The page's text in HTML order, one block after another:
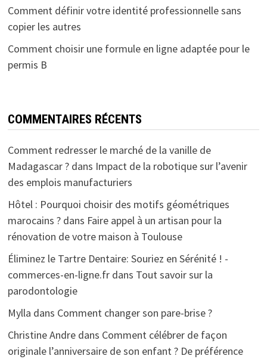
Comment définir votre identité professionnelle sans
copier les autres
Comment choisir une formule en ligne adaptée pour le
permis B
COMMENTAIRES RÉCENTS
Comment redresser le marché de la vanille de
Madagascar ?dans Impact de la robotique sur l’avenir
des emplois manufacturiers
Hôtel : Pourquoi choisir des motifs géométriques
marocains ?dans Faire appel à un artisan pour la
rénovation de votre maison à Toulouse
Éliminez le Tartre Dentaire: Souriez en Sérénité ! -
commerces-en-ligne.frdans Tout savoir sur la
parodontologie
Mylla dans Comment changer son pare-brise ?
Christine Andredans Comment célébrer de façon
originale l’anniversaire de son enfant ? De préférence